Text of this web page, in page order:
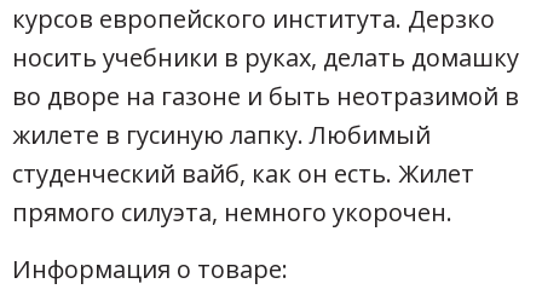
курсов европейского института. Дерзко
носить учебники в руках, делать домашку
во дворе на газоне и быть неотразимой в
жилете в гусиную лапку. Любимый
студенческий вайб, как он есть. Жилет
прямого силуэта, немного укорочен.
Информация о товаре: